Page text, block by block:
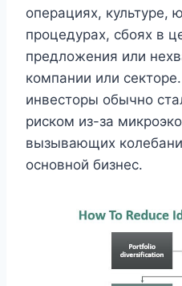
операциях, культуре,
процедурах, сбоях в
предложения или
компании или
инвесторы обычно
риском из-за
вызывающих
основной бизнес.